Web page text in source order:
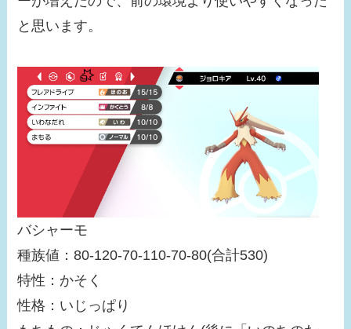
と思います。
バシャーモ
種族値：80-120-70-110-70-80(合計530)
特性：かそく
性格：いじっぱり